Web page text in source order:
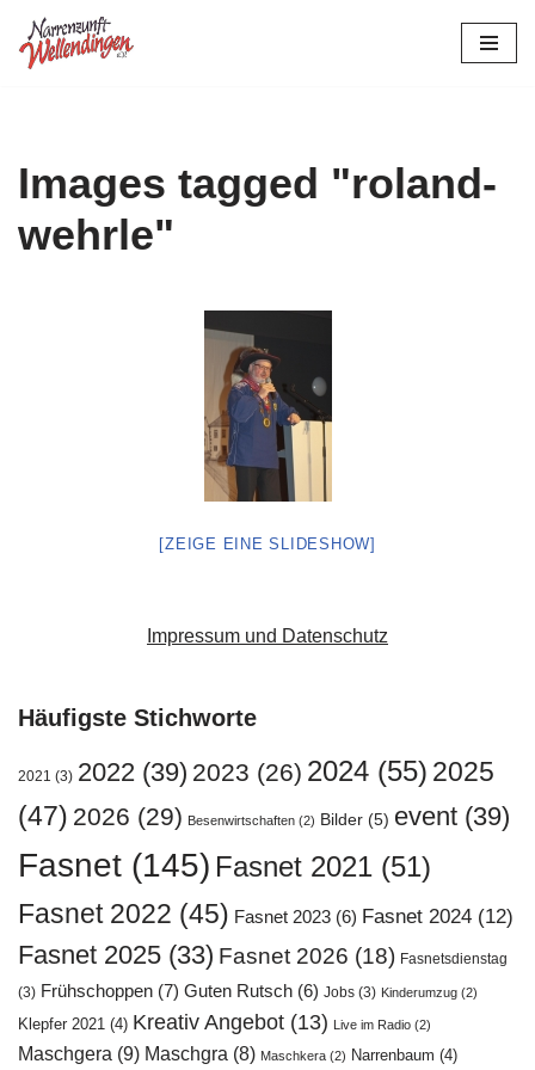
Zum
Images tagged "roland-
wehrle"
[ZEIGE EINE SLIDESHOW]
Impressum und Datenschutz
Häufigste Stichworte
2021 (3) 2022 (39) 2023 (26) 2024 (55) 2025
(47) 2026 (29) Besenwirtschaften (2) Bilder (5) event (39)
Fasnet (145) Fasnet 2021 (51)
Fasnet 2022 (45) Fasnet 2023 (6) Fasnet 2024 (12)
Fasnet 2025 (33) Fasnet 2026 (18) Fasnetsdienstag
(3) Frühschoppen (7) Guten Rutsch (6) Jobs (3) Kinderumzug (2)
Klepfer 2021 (4) Kreativ Angebot (13) Live im Radio (2)
Maschgera (9) Maschgra (8) Maschkera (2) Narrenbaum (4)